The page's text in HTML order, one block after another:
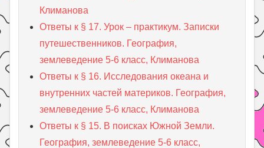
Климанова
Ответы к § 17. Урок – практикум. Записки
путешественников. География,
землеведение 5-6 класс, Климанова
Ответы к § 16. Исследования океана и
внутренних частей материков. География,
землеведение 5-6 класс, Климанова
Ответы к § 15. В поисках Южной Земли.
География, землеведение 5-6 класс,